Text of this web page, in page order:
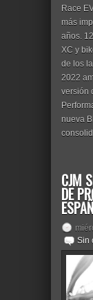
Race
más
años.
XC y
de los
2022
versión
nueva
CJM
DE
Sin